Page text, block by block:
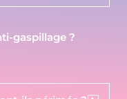
gaspillage ?